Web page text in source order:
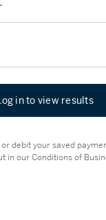
in to view results
debit your saved
in our Conditions of